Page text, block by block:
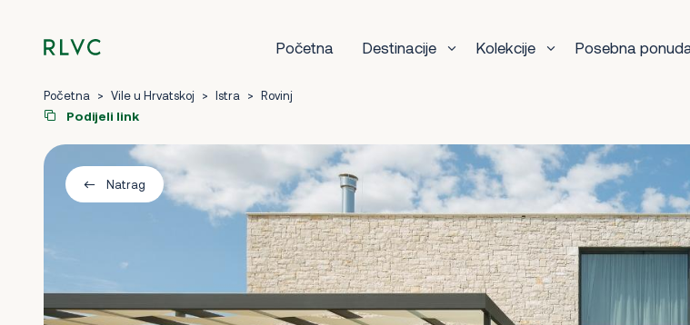
Početna Destinacije Kolekcije Posebna
Početna > Vile u Hrvatskoj > Istra > Rovinj
Podijeli link
Natrag